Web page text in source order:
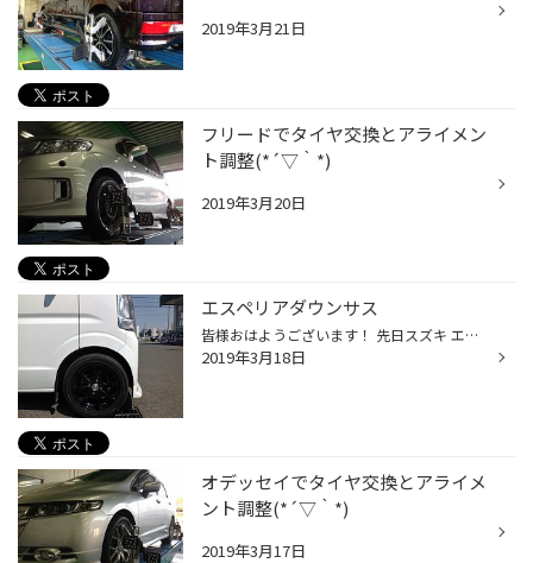
2019年3月21日
フリードでタイヤ交換とアライメン
ト調整(*´▽｀*)
2019年3月20日
エスペリアダウンサス
皆様おはようございます！ 先日スズキ エブリイでエスペリアダウンサス交換を行いました！ フロントダウン量ノーマルから約２３㎜～２８㎜ リアダウン量ノーマルから約１３㎜～１８㎜ 落とし過ぎず!落ちな過ぎず！お客様ご希望通りにバッチリ決まりました！ 当店ではタイヤ以外にもいろいろな事を行...
2019年3月18日
オデッセイでタイヤ交換とアライメ
ント調整(*´▽｀*)
2019年3月17日